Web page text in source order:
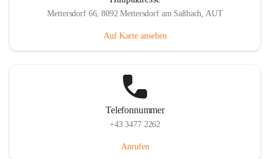
Mettersdorf 66, 8092 Mettersdorf am Saßbach, AUT
Auf Karte ansehen
Telefonnummer
+43 3477 2262
Anrufen